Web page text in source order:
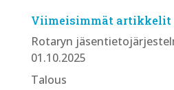
Viimeisimmät artikkelit
Rotaryn
01.10.2025
Talous